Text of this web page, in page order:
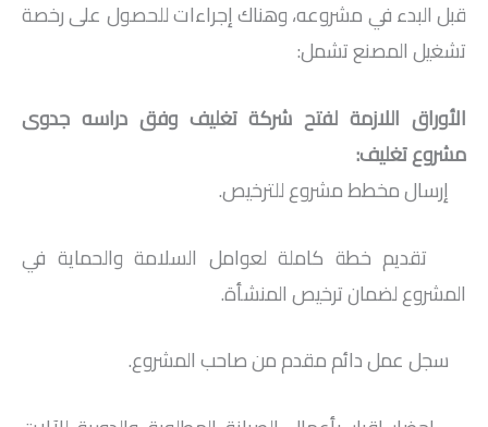
قبل البدء في مشروعه، وهناك إجراءات للحصول على رخصة
تشغيل المصنع تشمل:
الأوراق اللازمة لفتح شركة تغليف وفق دراسه جدوى
مشروع تغليف:
إرسال مخطط مشروع للترخيص.
تقديم خطة كاملة لعوامل السلامة والحماية في
المشروع لضمان ترخيص المنشأة.
سجل عمل دائم مقدم من صاحب المشروع.